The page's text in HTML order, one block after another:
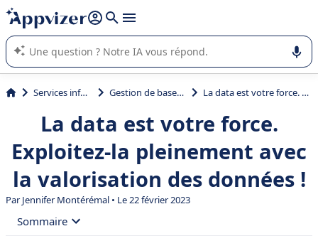
répondre (plusieurs lignes avec
L'IA de Appvizer vous guide dans l'utilisation ou la sélection de
logiciel SaaS en entreprise.
Services informatiques Gestion de bases de données La data est votre force. Exploitez-la pleinement avec la valorisation des données !
La data est votre force.
Exploitez-la pleinement avec
la valorisation des données !
ParJennifer Montérémal • Le 22 février 2023
Sommaire